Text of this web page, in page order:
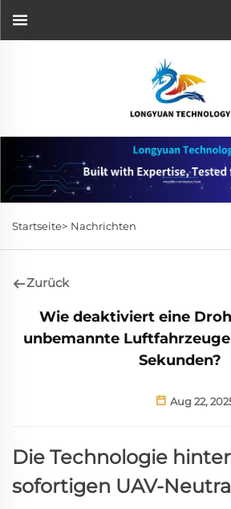
Startseite> Nachrichten
Zurück
Wie deaktiviert eine
unbemannte
Sekunden?
Aug 22,
Die Technologie
sofortigen UAV-